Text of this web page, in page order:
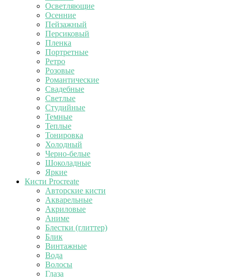
Осветляющие
Осенние
Пейзажный
Персиковый
Пленка
Портретные
Ретро
Розовые
Романтические
Свадебные
Светлые
Студийные
Темные
Теплые
Тонировка
Холодный
Черно-белые
Шоколадные
Яркие
Кисти Procreate
Авторские кисти
Акварельные
Акриловые
Аниме
Блестки (глиттер)
Блик
Винтажные
Вода
Волосы
Глаза